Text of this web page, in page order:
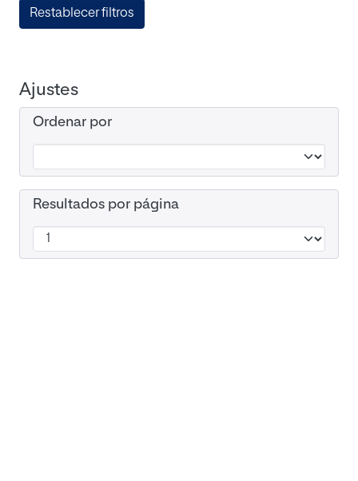
Restablecer filtros
Ajustes
Ordenar por
Resultados por página